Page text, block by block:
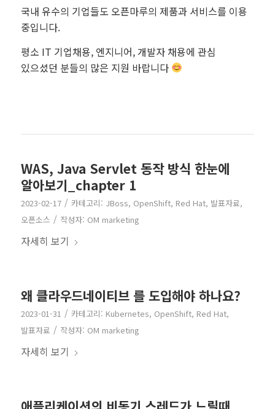
국내 유수의 기업들도 오픈마루의 제품과 서비스를 이용
중입니다.
평소 IT 기업채용, 엔지니어, 개발자 채용에 관심
있으셨던 분들의 많은 지원 바랍니다
WAS, Java Servlet 동작 방식 한눈에
알아보기_chapter 1
2023-02-17 / 카테고리: JBoss, OpenShift, Red Hat, 발표자료,
오픈소스 / 작성자: OM marketing
자세히 보기
왜 클라우드네이티브 를 도입해야 하나요?
2023-01-31 / 카테고리: Kubernetes, OpenShift, Red Hat,
발표자료 / 작성자: OM marketing
자세히 보기